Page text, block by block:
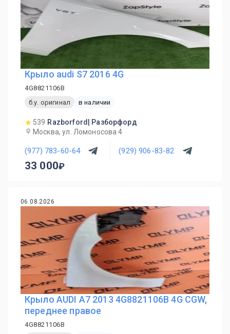
Крыло audi S7 2016 4G
4G8821106B
б.у. оригинал
в наличии
539 Razborford| Разборфорд
Москва, ул. Ломоносова 4
(977) 783-60-64 (929) 906-83-82
33 000
06.08.2026
Крыло AUDI A7 2013 4G8821106B 4G CGW,
переднее правое
4G8821106B